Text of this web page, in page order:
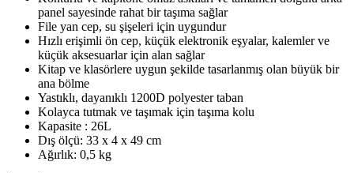
panel sayesinde rahat bir taşıma sağlar
File yan cep, su şişeleri için uygundur
Hızlı erişimli ön cep, küçük elektronik eşyalar, kalemler ve
küçük aksesuarlar için alan sağlar
Kitap ve klasörlere uygun şekilde tasarlanmış olan büyük bir
ana bölme
Yastıklı, dayanıklı 1200D polyester taban
Kolayca tutmak ve taşımak için taşıma kolu
Kapasite : 26L
Dış ölçü: 33 x 4 x 49 cm
Ağırlık: 0,5 kg